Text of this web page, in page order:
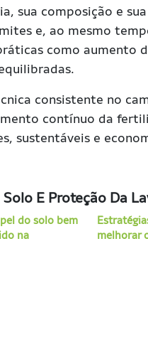
sua composição e
e, ao mesmo
como aumento
consistente no
contínuo da
sustentáveis e
E Proteção Da
do solo bem
na
melhorar